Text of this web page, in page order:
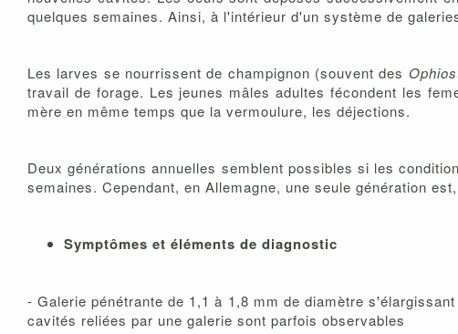
quelques semaines. Ainsi, à l'intérieur d'un système de
Les larves se nourrissent de champignon (souvent des
travail de forage. Les jeunes mâles adultes fécondent les
mère en même temps que la vermoulure, les déjections.
Deux générations annuelles semblent possibles si les
semaines. Cependant, en Allemagne, une seule génération
Symptômes et éléments de diagnostic
- Galerie pénétrante de 1,1 à 1,8 mm de diamètre
cavités reliées par une galerie sont parfois observables